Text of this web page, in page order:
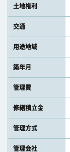
土地権利
交通
用途地域
築年月
管理費
修繕積立金
管理方式
管理会社